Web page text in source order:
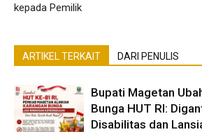
kepada Pemilik
ARTIKEL TERKAIT DARI PENULIS
Bupati Magetan
Bunga HUT RI:
Disabilitas dan